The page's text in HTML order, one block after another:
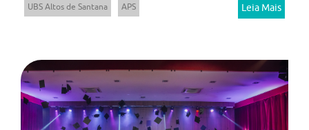
UBS Altos de Santana
APS Leia Mais